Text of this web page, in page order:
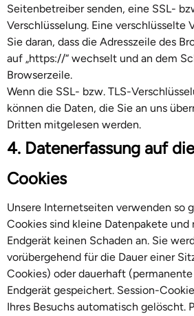
Seitenbetreiber senden, eine SSL-
Verschlüsselung. Eine verschlüsselte
Sie daran, dass die Adresszeile des
auf „https://“ wechselt und an dem
Browserzeile.
Wenn die SSL- bzw. TLS-
können die Daten, die Sie an uns
Dritten mitgelesen werden.
4. Datenerfassung auf
Cookies
Unsere Internetseiten verwenden so
Cookies sind kleine Datenpakete und
Endgerät keinen Schaden an. Sie
vorübergehend für die Dauer einer
Cookies) oder dauerhaft
Endgerät gespeichert. Session-
Ihres Besuchs automatisch gelöscht.